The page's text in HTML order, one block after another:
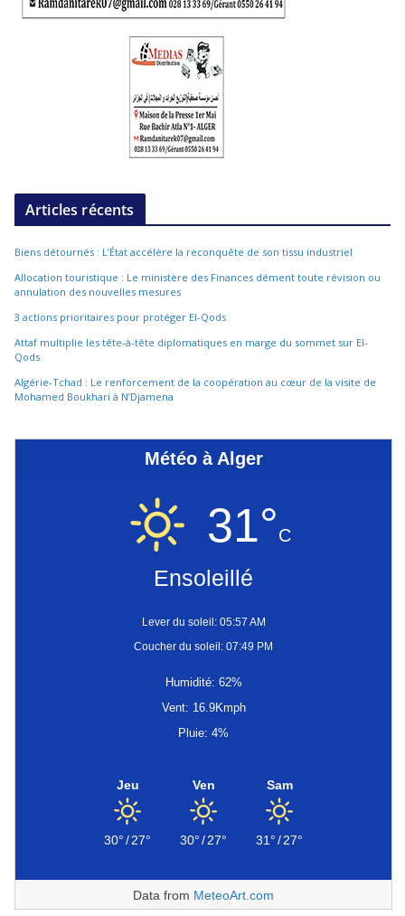
Articles récents
Biens détournés : L’État accélère la reconquête de son tissu industriel
Allocation touristique : Le ministère des Finances dément toute révision ou
annulation des nouvelles mesures
3 actions prioritaires pour protéger El-Qods
Attaf multiplie les tête-à-tête diplomatiques en marge du sommet sur El-
Qods
Algérie-Tchad : Le renforcement de la coopération au cœur de la visite de
Mohamed Boukhari à N’Djamena
Météo à Alger
31°C
Ensoleillé
Lever du soleil: 05:57 AM
Coucher du soleil: 07:49 PM
Humidité: 62%
Vent: 16.9Kmph
Pluie: 4%
Jeu
30°/27°
Ven
30°/27°
Sam
31°/27°
Data from MeteoArt.com